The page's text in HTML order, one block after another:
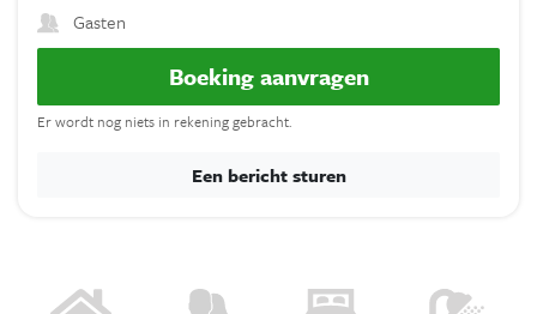
Gasten
Boeking aanvragen
Er wordt nog niets in rekening gebracht.
Een bericht sturen